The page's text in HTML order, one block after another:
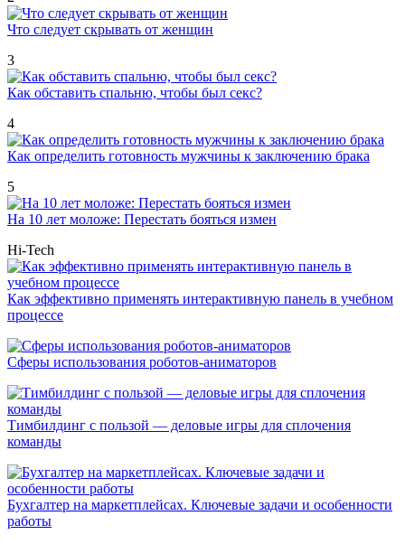
Что следует скрывать от женщин
3
Как обставить спальню, чтобы был секс?
4
Как определить готовность мужчины к заключению брака
5
На 10 лет моложе: Перестать бояться измен
Hi-Tech
Как эффективно применять интерактивную панель в учебном
процессе
Сферы использования роботов-аниматоров
Тимбилдинг с пользой — деловые игры для сплочения
команды
Бухгалтер на маркетплейсах. Ключевые задачи и особенности
работы